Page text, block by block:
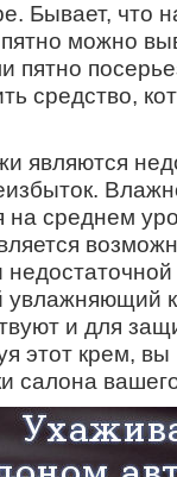
Бывает, что
можно
средство,
являются
на среднем
увлажняющий
и для
этот крем, вы
салона